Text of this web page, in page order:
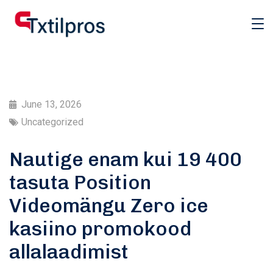
June 13, 2026
Uncategorized
Nautige enam kui 19 400
tasuta Position
Videomängu Zero ice
kasiino promokood
allalaadimist